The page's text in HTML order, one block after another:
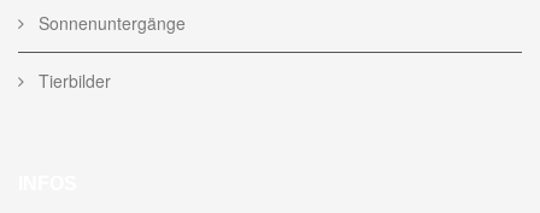
Sonnenuntergänge
Tierbilder